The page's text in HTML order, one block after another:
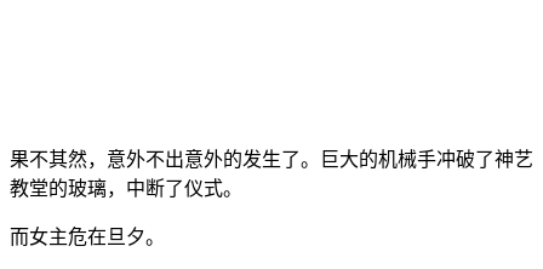
果不其然，意外不出意外的发生了。巨大的机械手冲破了神艺
教堂的玻璃，中断了仪式。
而女主危在旦夕。